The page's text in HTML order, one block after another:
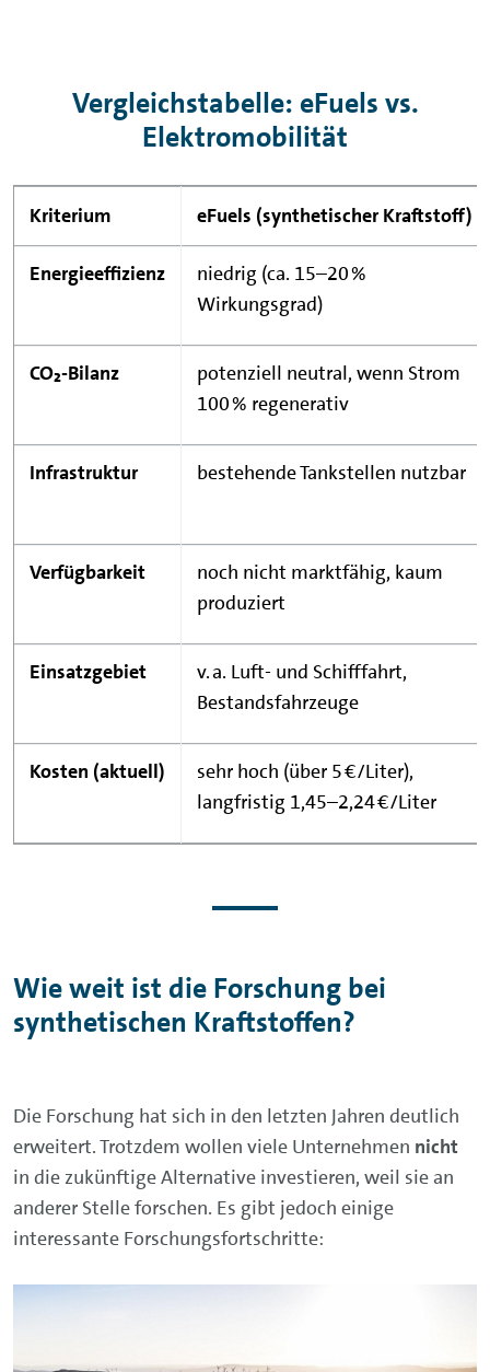
Vergleichstabelle: eFuels vs.
Elektromobilität
Kriterium eFuels (synthetischer Kraftstoff)
Energieeffizienz
niedrig (ca. 15–20 %
Wirkungsgrad)
CO₂-Bilanz
potenziell neutral, wenn Strom
100 % regenerativ
Infrastruktur bestehende Tankstellen nutzbar
Verfügbarkeit
noch nicht marktfähig, kaum
produziert
Einsatzgebiet
v. a. Luft- und Schifffahrt,
Bestandsfahrzeuge
Kosten (aktuell)
sehr hoch (über 5 €/Liter),
langfristig 1,45–2,24 €/Liter
Wie weit ist die Forschung bei
synthetischen Kraftstoffen?
Die Forschung hat sich in den letzten Jahren deutlich
erweitert. Trotzdem wollen viele Unternehmen nicht
in die zukünftige Alternative investieren, weil sie an
anderer Stelle forschen. Es gibt jedoch einige
interessante Forschungsfortschritte: